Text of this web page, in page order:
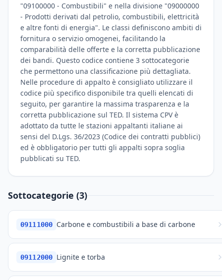
"09100000 - Combustibili" e nella divisione "09000000
- Prodotti derivati dal petrolio, combustibili, elettricità
e altre fonti di energia". Le classi definiscono ambiti di
fornitura o servizio omogenei, facilitando la
comparabilità delle offerte e la corretta pubblicazione
dei bandi. Questo codice contiene 3 sottocategorie
che permettono una classificazione più dettagliata.
Nelle procedure di appalto è consigliato utilizzare il
codice più specifico disponibile tra quelli elencati di
seguito, per garantire la massima trasparenza e la
corretta pubblicazione sul TED. Il sistema CPV è
adottato da tutte le stazioni appaltanti italiane ai
sensi del D.Lgs. 36/2023 (Codice dei contratti pubblici)
ed è obbligatorio per tutti gli appalti sopra soglia
pubblicati su TED.
Sottocategorie (3)
09111000 Carbone e combustibili a base di carbone
09112000 Lignite e torba